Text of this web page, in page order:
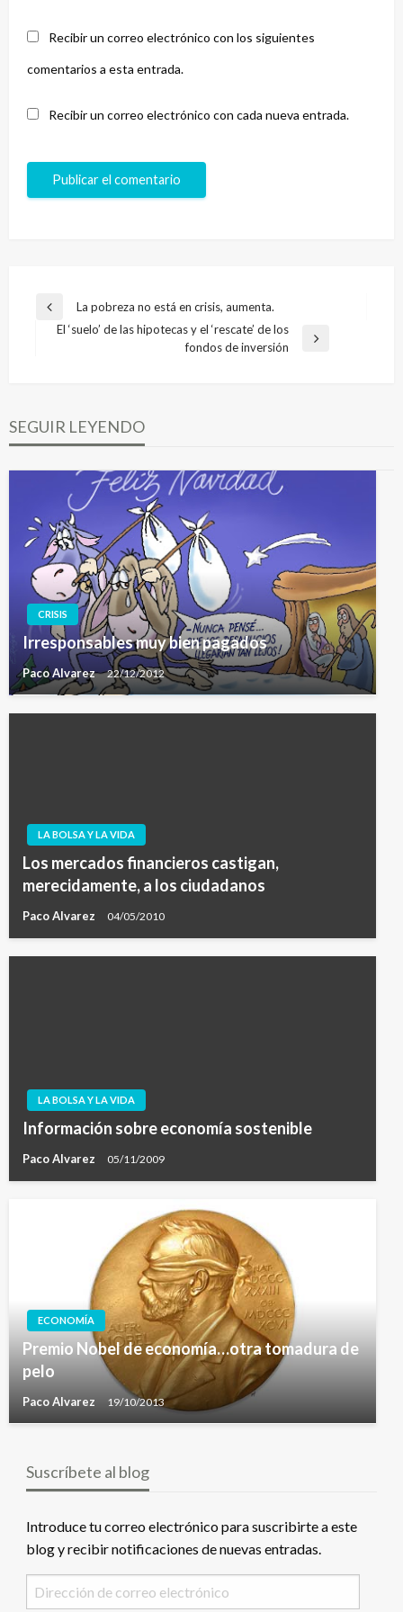
Recibir un correo electrónico con los siguientes
comentarios a esta entrada.
Recibir un correo electrónico con cada nueva entrada.
Navegación
Entrada
anterior
La pobreza no está en crisis, aumenta.
El ‘suelo’ de las hipotecas y el ‘rescate’ de los
fondos de inversión
SEGUIR LEYENDO
CRISIS
Irresponsables muy bien pagados
Paco Alvarez 22/12/2012
LA BOLSA Y LA VIDA
Los mercados financieros castigan,
merecidamente, a los ciudadanos
Paco Alvarez 04/05/2010
LA BOLSA Y LA VIDA
Información sobre economía sostenible
Paco Alvarez 05/11/2009
ECONOMÍA
Premio Nobel de economía…otra tomadura de
pelo
Paco Alvarez 19/10/2013
Suscríbete al blog
Introduce tu correo electrónico para suscribirte a este
blog y recibir notificaciones de nuevas entradas.
Dirección
de